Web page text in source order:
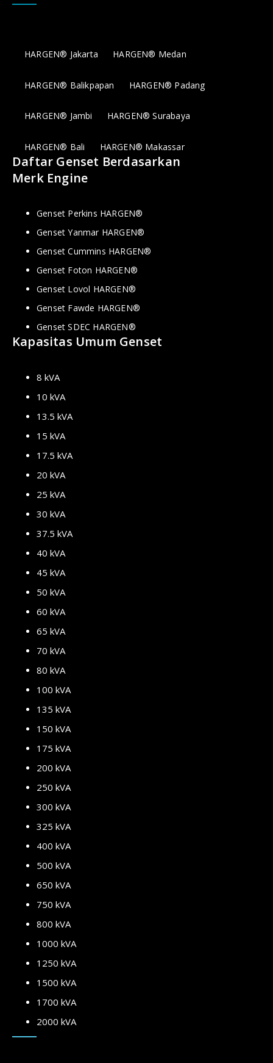
HARGEN® Jakarta HARGEN® Medan
HARGEN® Balikpapan HARGEN® Padang
HARGEN® Jambi HARGEN® Surabaya
HARGEN® Bali HARGEN® Makassar
Daftar Genset Berdasarkan
Merk Engine
Genset Perkins HARGEN®
Genset Yanmar HARGEN®
Genset Cummins HARGEN®
Genset Foton HARGEN®
Genset Lovol HARGEN®
Genset Fawde HARGEN®
Genset SDEC HARGEN®
Kapasitas Umum Genset
8 kVA
10 kVA
13.5 kVA
15 kVA
17.5 kVA
20 kVA
25 kVA
30 kVA
37.5 kVA
40 kVA
45 kVA
50 kVA
60 kVA
65 kVA
70 kVA
80 kVA
100 kVA
135 kVA
150 kVA
175 kVA
200 kVA
250 kVA
300 kVA
325 kVA
400 kVA
500 kVA
650 kVA
750 kVA
800 kVA
1000 kVA
1250 kVA
1500 kVA
1700 kVA
2000 kVA